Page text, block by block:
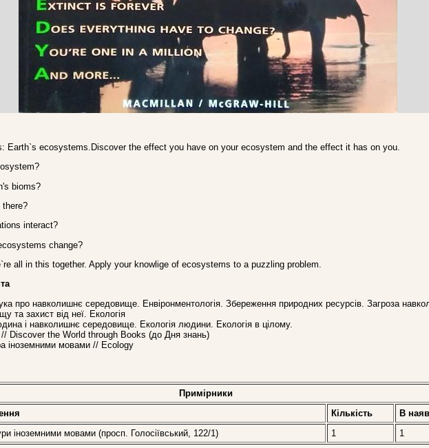
Earth`s ecosystems.Discover the effect you have on your ecosystem and the effect it has on you.
bioms?
there?
interact?
change?
all in this together. Apply your knowlige of ecosystems to a puzzling problem.
про навколишнє середовище. Енвіронментологія. Збереження природних ресурсів. Загроза
та захист від неї. Екологія
і навколишнє середовище. Екологія людини. Екологія в цілому.
// Discover the World through Books (до Дня знань)
іноземними мовами // Ecology
Примірники
Кількість
В
іноземними мовами (просп. Голосіївський, 122/1)
1 1